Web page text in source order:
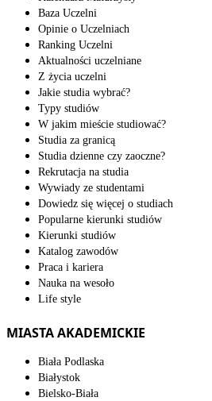
Baza Uczelni
Opinie o Uczelniach
Ranking Uczelni
Aktualności uczelniane
Z życia uczelni
Jakie studia wybrać?
Typy studiów
W jakim mieście studiować?
Studia za granicą
Studia dzienne czy zaoczne?
Rekrutacja na studia
Wywiady ze studentami
Dowiedz się więcej o studiach
Popularne kierunki studiów
Kierunki studiów
Katalog zawodów
Praca i kariera
Nauka na wesoło
Life style
MIASTA AKADEMICKIE
Biała Podlaska
Białystok
Bielsko-Biała